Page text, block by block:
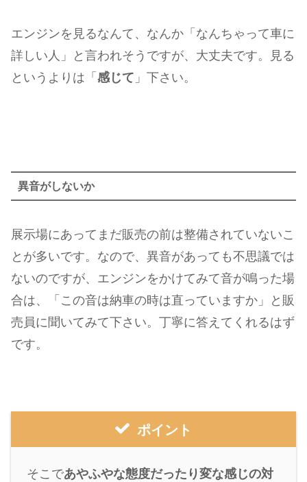
エンジンを見るなんて、なんか「なんちゃって車に
詳しい人」と言われそうですが、大丈夫です。見る
というよりは「 感じて 」下さい。
異音がしないか
展示場にあってまだ販売の前は整備されていないこ
とが多いです。なので、異音があっても不思議では
ないのですが、エンジンをかけてみて音が鳴った場
合は、「この音は納車の時は直っていますか」と販
売員に聞いてみて下さい。丁寧に答えてくれるはず
です。
ポイント
そこであやふやな態度だったり変な感じの対